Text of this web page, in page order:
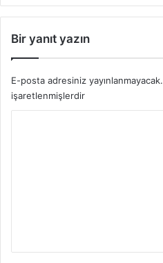
Bir yanıt yazın
E-posta adresiniz yayınlanmayacak.
işaretlenmişlerdir